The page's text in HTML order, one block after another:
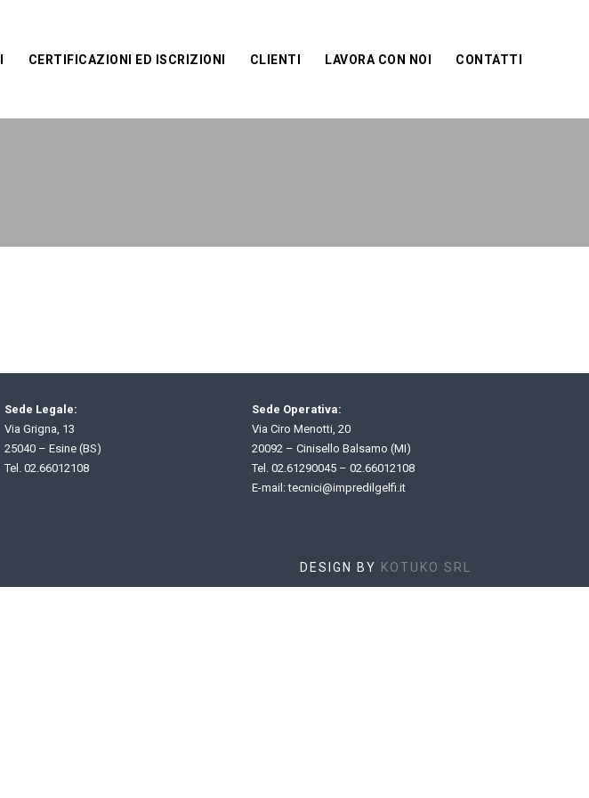
CERTIFICAZIONI ED ISCRIZIONI CLIENTI LAVORA CON NOI CONTATTI
Sede Legale:
Via Grigna, 13
25040 – Esine (BS)
Tel. 02.66012108
Sede Operativa:
Via Ciro Menotti, 20
20092 – Cinisello Balsamo (MI)
Tel. 02.61290045– 02.66012108
E-mail: tecnici@impredilgelfi.it
DESIGN BY KOTUKO SRL